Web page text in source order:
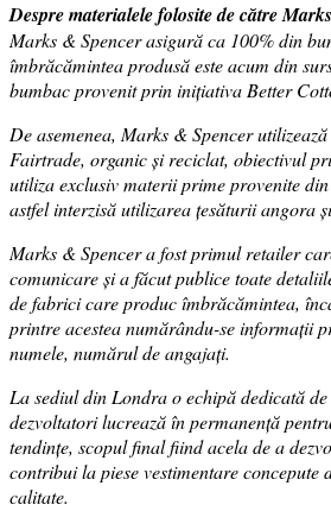
Despre materialele folosite de către
Marks & Spencer asigură ca 100% din
îmbrăcămintea produsă este acum din
bumbac provenit prin inițiativa Better
De asemenea, Marks & Spencer
Fairtrade, organic și reciclat, obiectivul
utiliza exclusiv materii prime provenite
astfel interzisă utilizarea țesăturii angora
Marks & Spencer a fost primul retailer
comunicare și a făcut publice toate
de fabrici care produc îmbrăcămintea,
printre acestea numărându-se informații
numele, numărul de angajați.
La sediul din Londra o echipă dedicată
dezvoltatori lucrează în permanență
tendințe, scopul final fiind acela de a
contribui la piese vestimentare concepute
calitate.